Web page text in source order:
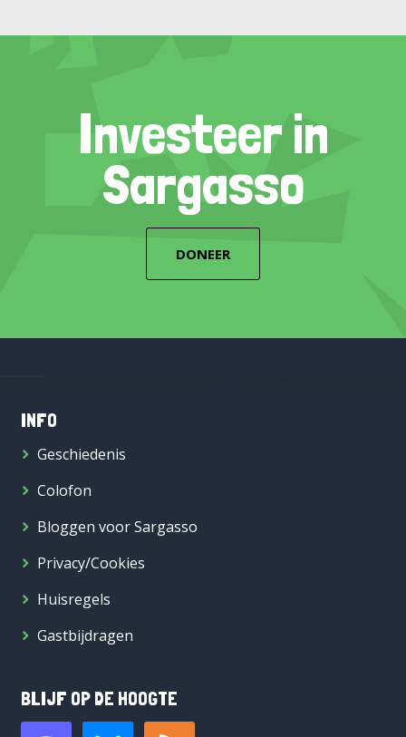
Investeer in
Sargasso
DONEER
INFO
Geschiedenis
Colofon
Bloggen voor Sargasso
Privacy/Cookies
Huisregels
Gastbijdragen
BLIJF OP DE HOOGTE